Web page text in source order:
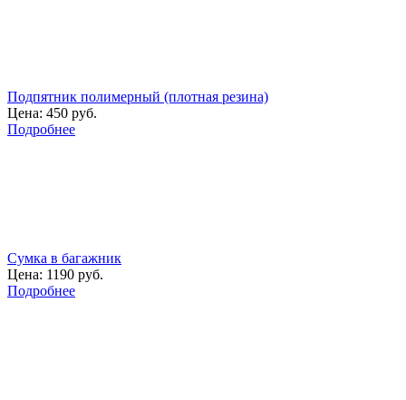
Подпятник полимерный (плотная резина)
Цена: 450 руб.
Подробнее
Сумка в багажник
Цена: 1190 руб.
Подробнее